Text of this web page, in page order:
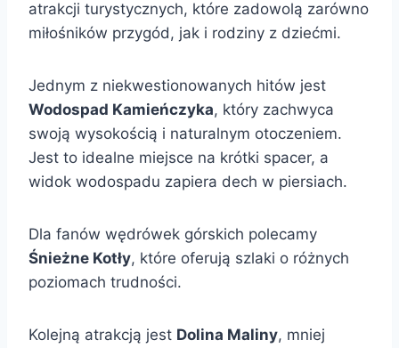
atrakcji turystycznych, które zadowolą zarówno
miłośników przygód, jak i rodziny z dziećmi.
Jednym z niekwestionowanych hitów jest
Wodospad Kamieńczyka, który zachwyca
swoją wysokością i naturalnym otoczeniem.
Jest to idealne miejsce na krótki spacer, a
widok wodospadu zapiera dech w piersiach.
Dla fanów wędrówek górskich polecamy
Śnieżne Kotły, które oferują szlaki o różnych
poziomach trudności.
Kolejną atrakcją jest Dolina Maliny, mniej